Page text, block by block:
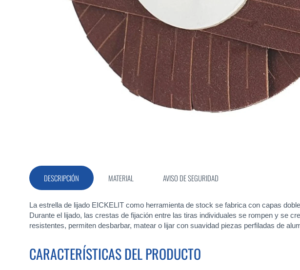
la
galería
imágenes
DESCRIPCIÓN
La estrella de lijado EICKELIT como herramienta de stock se fabrica con capas
Durante el lijado, las crestas de fijación entre las tiras individuales se rompen y se
resistentes, permiten desbarbar, matear o lijar con suavidad piezas perfiladas de
CARACTERÍSTICAS DEL PRODUCTO
MATERIAL AVISO DE SEGURIDAD